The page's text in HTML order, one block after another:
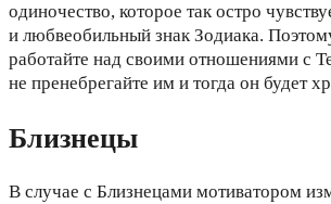
одиночество, которое так остро
и любвеобильный знак Зодиака.
работайте над своими отношениями с
не пренебрегайте им и тогда он будет
Близнецы
В случае с Близнецами мотиватором